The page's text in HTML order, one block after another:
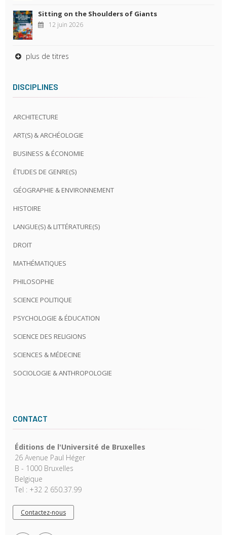
Sitting on the Shoulders of Giants
12 juin 2026
plus de titres
DISCIPLINES
ARCHITECTURE
ART(S) & ARCHÉOLOGIE
BUSINESS & ÉCONOMIE
ÉTUDES DE GENRE(S)
GÉOGRAPHIE & ENVIRONNEMENT
HISTOIRE
LANGUE(S) & LITTÉRATURE(S)
DROIT
MATHÉMATIQUES
PHILOSOPHIE
SCIENCE POLITIQUE
PSYCHOLOGIE & ÉDUCATION
SCIENCE DES RELIGIONS
SCIENCES & MÉDECINE
SOCIOLOGIE & ANTHROPOLOGIE
CONTACT
Éditions de l'Université de Bruxelles
26 Avenue Paul Héger
B - 1000 Bruxelles
Belgique
Tel : +32 2 650.37.99
Contactez-nous